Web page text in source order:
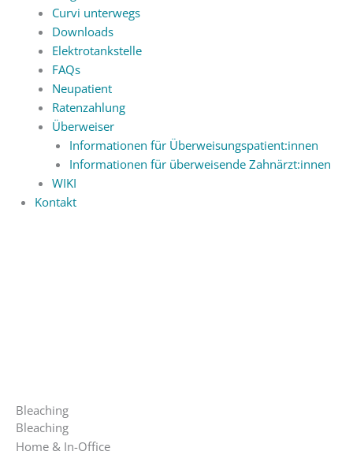
Curvi unterwegs
Downloads
Elektrotankstelle
FAQs
Neupatient
Ratenzahlung
Überweiser
Informationen für Überweisungspatient:innen
Informationen für überweisende Zahnärzt:innen
WIKI
Kontakt
Bleaching
Bleaching
Home & In-Office